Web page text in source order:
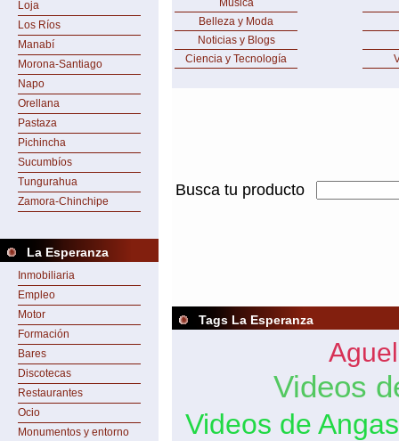
Loja
Los Ríos
Manabí
Morona-Santiago
Napo
Orellana
Pastaza
Pichincha
Sucumbíos
Tungurahua
Zamora-Chinchipe
La Esperanza
Inmobiliaria
Empleo
Motor
Formación
Bares
Discotecas
Restaurantes
Ocio
Monumentos y entorno
Música
Belleza y Moda
Noticias y Blogs
Ciencia y Tecnología
Busca tu producto
Tags La Esperanza
Aguel
Videos
Videos de